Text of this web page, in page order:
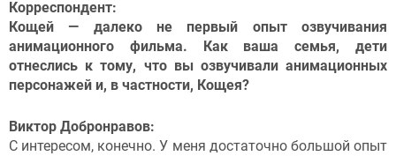
Корреспондент:
Кощей — далеко не первый опыт озвучивания
анимационного фильма. Как ваша семья, дети
отнеслись к тому, что вы озвучивали анимационных
персонажей и, в частности, Кощея?
Виктор Добронравов:
С интересом, конечно. У меня достаточно большой опыт